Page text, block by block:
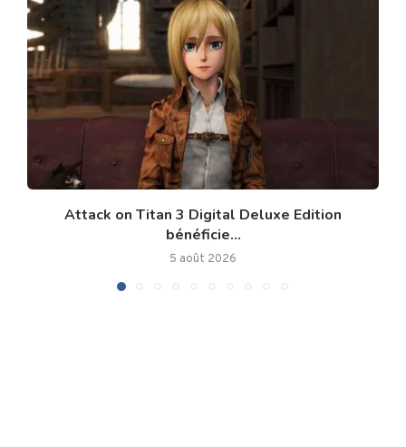
Attack on Titan 3 Digital Deluxe Edition
bénéficie...
5 août 2026